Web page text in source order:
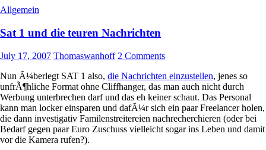
Allgemein
Sat 1 und die teuren Nachrichten
July 17, 2007 Thomaswanhoff 2 Comments
Nun Ã¼berlegt SAT 1 also, die Nachrichten einzustellen, jenes so
unfrÃ¶hliche Format ohne Cliffhanger, das man auch nicht durch
Werbung unterbrechen darf und das eh keiner schaut. Das Personal
kann man locker einsparen und dafÃ¼r sich ein paar Freelancer holen,
die dann investigativ Familenstreitereien nachrecherchieren (oder bei
Bedarf gegen paar Euro Zuschuss vielleicht sogar ins Leben und damit
vor die Kamera rufen?).